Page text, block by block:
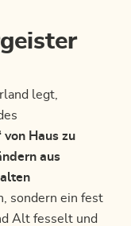
legt,
von Haus zu
aus
sondern ein fest
Alt fesselt und